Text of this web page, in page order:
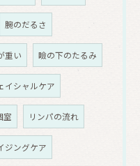
腕のだるさ
重い 瞼の下のたるみ
イシャルケア
室 リンパの流れ
ジングケア